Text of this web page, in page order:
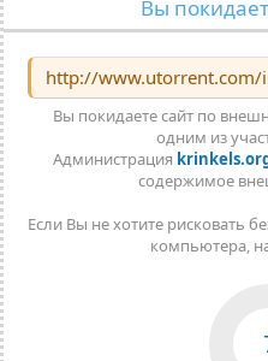
Вы
http://
Вы покидаете сайт по
одним из
Администрация
содержимое
Если Вы не хотите рисковать
компьютера,